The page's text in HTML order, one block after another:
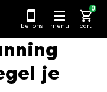
bel ons menu cart
0
je